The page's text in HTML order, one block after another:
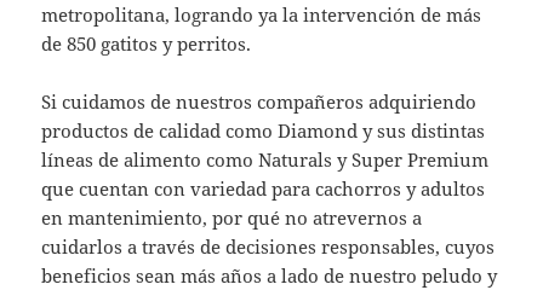
metropolitana, logrando ya la intervención de más
de 850 gatitos y perritos.
Si cuidamos de nuestros compañeros adquiriendo
productos de calidad como Diamond y sus distintas
líneas de alimento como Naturals y Super Premium
que cuentan con variedad para cachorros y adultos
en mantenimiento, por qué no atrevernos a
cuidarlos a través de decisiones responsables, cuyos
beneficios sean más años a lado de nuestro peludo y